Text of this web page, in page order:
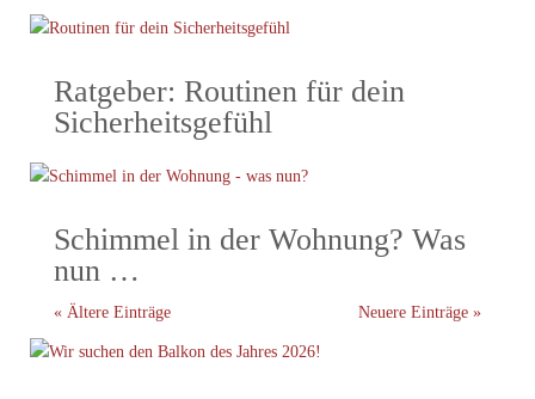
Ratgeber: Routinen für dein
Sicherheitsgefühl
Schimmel in der Wohnung? Was
nun …
« Ältere Einträge Neuere Einträge »